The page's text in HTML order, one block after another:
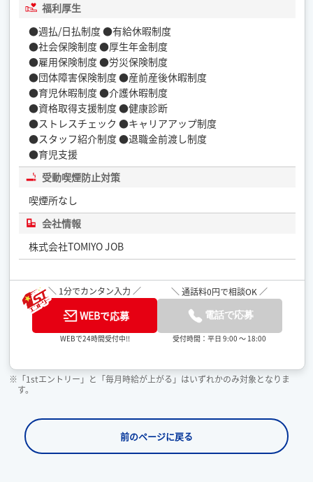
福利厚生
●週払/日払制度 ●有給休暇制度
●社会保険制度 ●厚生年金制度
●雇用保険制度 ●労災保険制度
●団体障害保険制度 ●産前産後休暇制度
●育児休暇制度 ●介護休暇制度
●資格取得支援制度 ●健康診断
●ストレスチェック ●キャリアアップ制度
●スタッフ紹介制度 ●退職金前渡し制度
●育児支援
受動喫煙防止対策
喫煙所なし
会社情報
株式会社TOMIYO JOB
＼ 1分でカンタン入力 ／
WEBで応募
WEBで24時間受付中!!
＼ 通話料0円で相談OK ／
電話で応募
受付時間：平日 9:00 ～ 18:00
※「1stエントリー」と「毎月時給が上がる」はいずれかのみ対象となりま
す。
前のページに戻る